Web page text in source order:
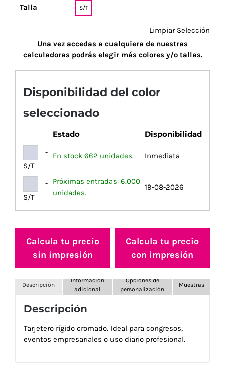
Talla S/T
Limpiar Selección
Una vez accedas a cualquiera de nuestras
calculadoras podrás elegir más colores y/o tallas.
Disponibilidad del color
seleccionado
Estado Disponibilidad
-
S/T
En stock 662 unidades. Inmediata
-
S/T
Próximas entradas: 6.000
unidades.
19-08-2026
Calcula tu precio
sin impresión
Calcula tu precio
con impresión
Descripción
Información
adicional
Opciones de
personalización
Muestras
Descripción
Tarjetero rígido cromado. Ideal para congresos,
eventos empresariales o uso diario profesional.